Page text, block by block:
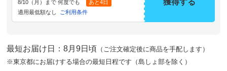
8/10（月）まで 何度でも
あと4日
適用最低額なし
ご利用条件
獲得する
最短お届け日：8月9日頃 （ご注文確定後に商品を手配します）
※東京都にお届けする場合の最短日程です（島しょ部を除く）